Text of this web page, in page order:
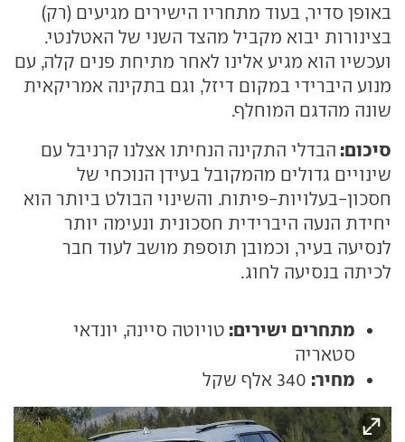
באופן סדיר, בעוד מתחריו הישירים מגיעים (רק)
בצינורות יבוא מקביל מהצד השני של האטלנטי.
ועכשיו הוא מגיע אלינו לאחר מתיחת פנים קלה, עם
מנוע היברידי במקום דיזל, וגם בתקינה אמריקאית
שונה מהדגם המוחלף.
סיכום: הבדלי התקינה הנחיתו אצלנו קרניבל עם
שינויים גדולים מהמקובל בעידן הנוכחי של
חסכון-בעלויות-פיתוח. והשינוי הבולט ביותר הוא
יחידת הנעה היברידית חסכונית ונעימה יותר
לנסיעה בעיר, וכמובן תוספת מושב לעוד חבר
לכיתה בנסיעה לחוג.
מתחרים ישירים: טויוטה סיינה, יונדאי
סטאריה
מחיר: